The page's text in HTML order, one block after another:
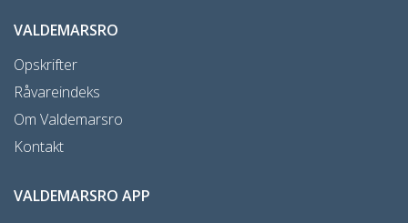
VALDEMARSRO
Opskrifter
Råvareindeks
Om Valdemarsro
Kontakt
VALDEMARSRO APP